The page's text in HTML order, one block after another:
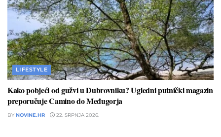
LIFESTYLE
Kako pobjeći od gužvi u Dubrovniku? Ugledni putnički magazin
preporučuje Camino do Međugorja
BY NOVINE.HR 22. SRPNJA 2026.